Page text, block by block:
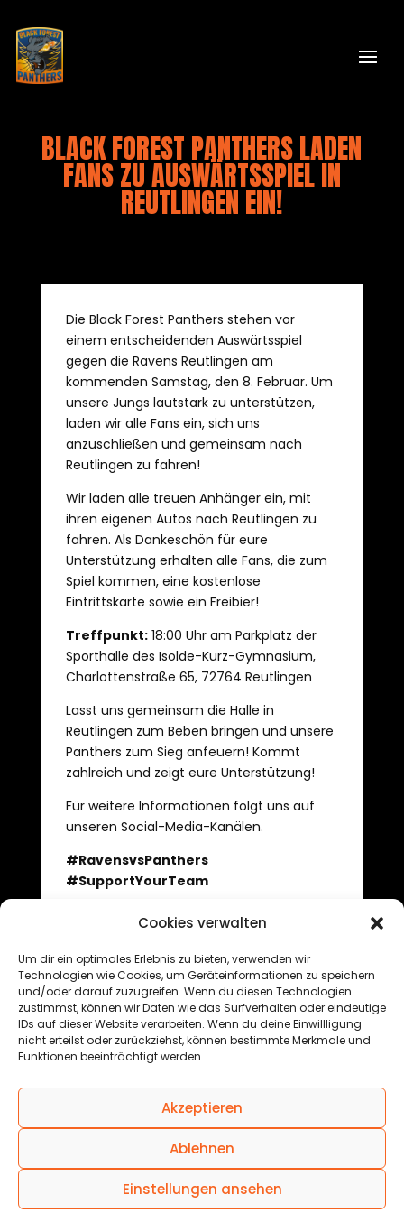
Cookies verwalten
Um dir ein optimales Erlebnis zu bieten, verwenden wir
Technologien wie Cookies, um Geräteinformationen zu speichern
und/oder darauf zuzugreifen. Wenn du diesen Technologien
zustimmst, können wir Daten wie das Surfverhalten oder eindeutige
IDs auf dieser Website verarbeiten. Wenn du deine Einwillligung
nicht erteilst oder zurückziehst, können bestimmte Merkmale und
Funktionen beeinträchtigt werden.
Akzeptieren
Ablehnen
Einstellungen ansehen
BLACK FOREST PANTHERS LADEN
FANS ZU AUSWÄRTSSPIEL IN
REUTLINGEN EIN!
Die Black Forest Panthers stehen vor
einem entscheidenden Auswärtsspiel
gegen die Ravens Reutlingen am
kommenden Samstag, den 8. Februar. Um
unsere Jungs lautstark zu unterstützen,
laden wir alle Fans ein, sich uns
anzuschließen und gemeinsam nach
Reutlingen zu fahren!
Wir laden alle treuen Anhänger ein, mit
ihren eigenen Autos nach Reutlingen zu
fahren. Als Dankeschön für eure
Unterstützung erhalten alle Fans, die zum
Spiel kommen, eine kostenlose
Eintrittskarte sowie ein Freibier!
Treffpunkt:18:00 Uhr am Parkplatz der
Sporthalle des Isolde-Kurz-Gymnasium,
Charlottenstraße 65, 72764 Reutlingen
Lasst uns gemeinsam die Halle in
Reutlingen zum Beben bringen und unsere
Panthers zum Sieg anfeuern! Kommt
zahlreich und zeigt eure Unterstützung!
Für weitere Informationen folgt uns auf
unseren Social-Media-Kanälen.
#RavensvsPanthers
#SupportYourTeam
← Januar Informationen des Vereins
vivida bkk neuer Gesundheitspartner der Black
Forest Panthers→
© 2025 Black Forest Basketball GmbH